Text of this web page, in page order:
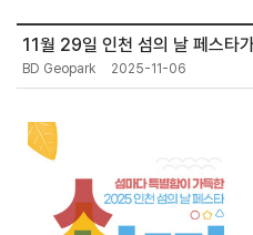
11월 29일 인천 섬의 날 페스타
BD Geopark 2025-11-06